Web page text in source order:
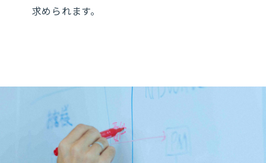
求められます。